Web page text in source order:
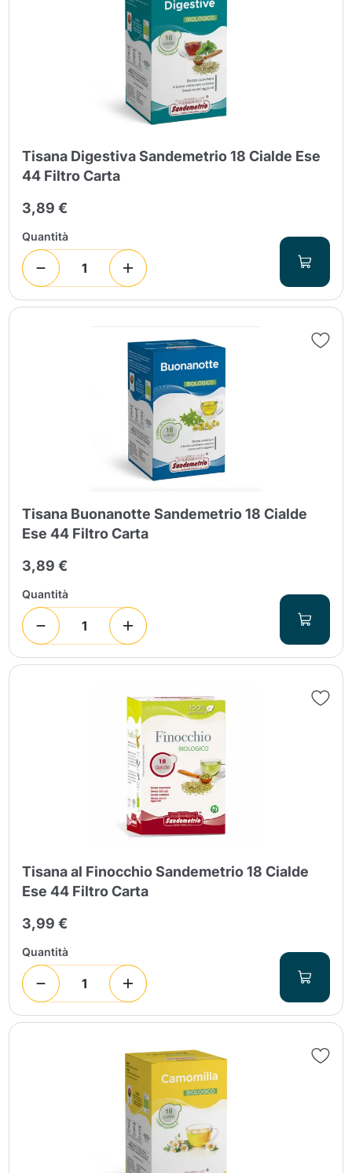
Tisana Digestiva Sandemetrio 18 Cialde Ese
44 Filtro Carta
3,89 €
Quantità
Tisana Buonanotte Sandemetrio 18 Cialde
Ese 44 Filtro Carta
3,89 €
Quantità
Tisana al Finocchio Sandemetrio 18 Cialde
Ese 44 Filtro Carta
3,99 €
Quantità